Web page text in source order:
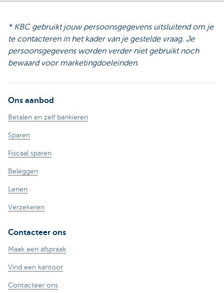
* KBC gebruikt jouw persoonsgegevens uitsluitend om je
te contacteren in het kader van je gestelde vraag. Je
persoonsgegevens worden verder niet gebruikt noch
bewaard voor marketingdoeleinden.
Ons aanbod
Betalen en zelf bankieren
Sparen
Fiscaal sparen
Beleggen
Lenen
Verzekeren
Contacteer ons
Maak een afspraak
Vind een kantoor
Contacteer ons